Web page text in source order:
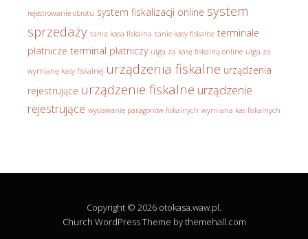
rejestrowanie obrotu system fiskalizacji online system
sprzedaży tania kasa fiskalna tanie kasy fiskalne terminale
płatnicze terminal płatniczy ulga za kasę fiskalną online ulga za
wymianę kasy fiskalnej urządzenia fiskalne urządzenia
rejestrujące urządzenie fiskalne urządzenie
rejestrujące wydawanie paragonów fiskalnych wymiana kas fiskalnych
Copyright © 2026 otokasa.waw.pl.
Church WordPress Theme by themehall.com